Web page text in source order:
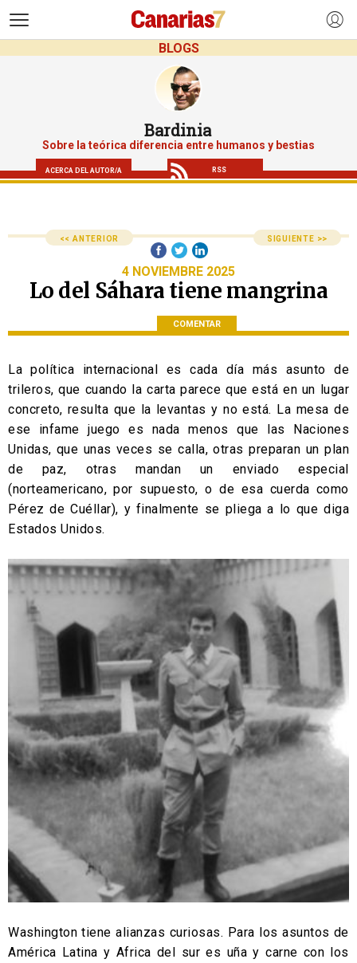
BLOGS
Bardinia
Sobre la teórica diferencia entre humanos y bestias
ACERCA DEL AUTOR/A RSS
<< ANTERIOR SIGUIENTE >>
4 NOVIEMBRE 2025
Lo del Sáhara tiene mangrina
COMENTAR
La política internacional es cada día más asunto de
trileros, que cuando la carta parece que está en un lugar
concreto, resulta que la levantas y no está. La mesa de
ese infame juego es nada menos que las Naciones
Unidas, que unas veces se calla, otras preparan un plan
de paz, otras mandan un enviado especial
(norteamericano, por supuesto, o de esa cuerda como
Pérez de Cuéllar), y finalmente se pliega a lo que diga
Estados Unidos.
Washington tiene alianzas curiosas. Para los asuntos de
América Latina y Africa del sur es uña y carne con los